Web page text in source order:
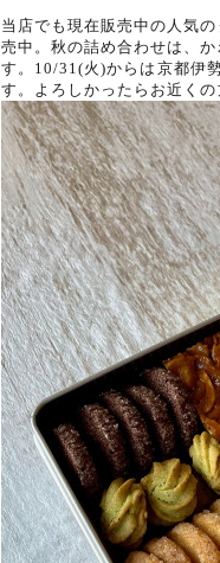
当店でも現在販売中の 人気
売中。秋の詰め合わせは、
す。10/31(火)からは京都伊
す。よろしかったらお近く